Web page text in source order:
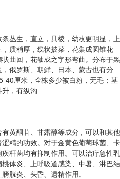
丛生，直立，具棱，幼枝更明显，上
质稍厚，线状披菜，花集成圆锥花
曲回，花轴成之字形弯曲。分布于黑
俄罗斯、朝鲜、日本、蒙古也有分
40厘米，全株多少被白粉，无毛；茎
，有纵沟
黄酮苷、甘露醇等成分，可以和其他
精的功效。对于金黄色葡萄球菌、卡
杆菌均有抑制作用。可以治疗急性乳
体炎、上呼吸道感染、中暑、淋巴结
胱炎、头昏、遗精作用。